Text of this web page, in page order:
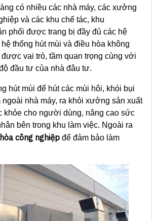
có nhiều các nhà máy, các xưởng
và các khu chế tác, khu
phối được trang bị đầy đủ các hệ
thống hút mùi và điều hòa không
được vai trò, tầm quan trọng cùng với
đầu tư của nhà đâu tư.
hút mùi để hút các mùi hôi, khói bụi
ngoài nhà máy, ra khỏi xưởng sản xuất
khỏe cho người dùng, nâng cao sức
bên trong khu làm việc. Ngoài ra
công nghiệp để đảm bảo làm